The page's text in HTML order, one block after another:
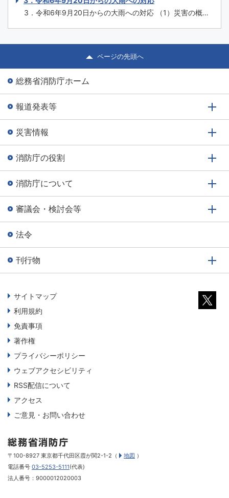
を中心に北海道から九州...
に、救命救助や捜索、インフラやライフラインの復旧、被
災者支援等に政府一体となって取り組んだ。これらの経験
を今後の災害対応に活かしていくため、政府は内閣官房副
3．令和6年9月20日からの大雨への対応 （1）災害の概要
東に進み、22日には台風第14号から変わった低気圧が日本
海から三陸沖へ進んだ。低気圧や前線に向かって暖かく湿
ページの先頭へ
総務省消防庁ホーム
報道発表等
災害情報
消防庁の役割
消防庁について
審議会・検討会等
法令
刊行物
サイトマップ
利用規約
免責事項
著作権
プライバシーポリシー
ウェブアクセシビリティ
RSS配信について
アクセス
ご意見・お問い合わせ
〒100-8927 東京都千代田区霞が関2-1-2（ 地図 ）
電話番号 03-5253-5111(代表)
法人番号：9000012020003